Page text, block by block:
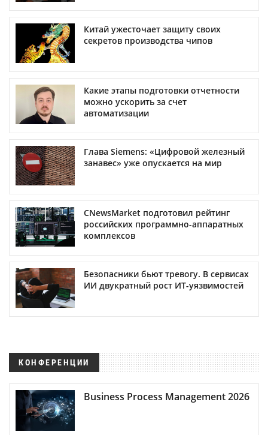
Китай ужесточает защиту своих
секретов производства чипов
Какие этапы подготовки отчетности
можно ускорить за счет
автоматизации
Глава Siemens: «Цифровой железный
занавес» уже опускается на мир
CNewsMarket подготовил рейтинг
российских программно-аппаратных
комплексов
Безопасники бьют тревогу. В сервисах
ИИ двукратный рост ИТ-уязвимостей
КОНФЕРЕНЦИИ
Business Process Management 2026